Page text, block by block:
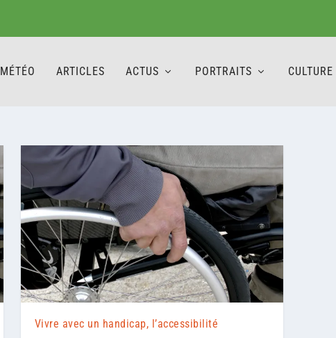
MÉTÉO ARTICLES ACTUS PORTRAITS CULTURE
Vivre avec un handicap, l’accessibilité